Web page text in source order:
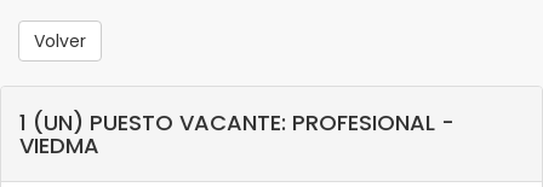
Volver
1 (UN) PUESTO VACANTE: PROFESIONAL -
VIEDMA